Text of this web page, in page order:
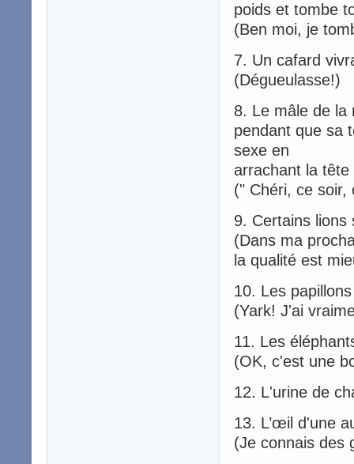
poids et tombe
(Ben moi, je
7. Un cafard
(Dégueulasse!)
8. Le mâle de la
pendant que sa
sexe en
arrachant la tête
(" Chéri, ce soir,
9. Certains lions
(Dans ma
la qualité est
10. Les
(Yark! J'ai
11. Les
(OK, c'est une
12. L'urine de
13. L’œil d'une
(Je connais des